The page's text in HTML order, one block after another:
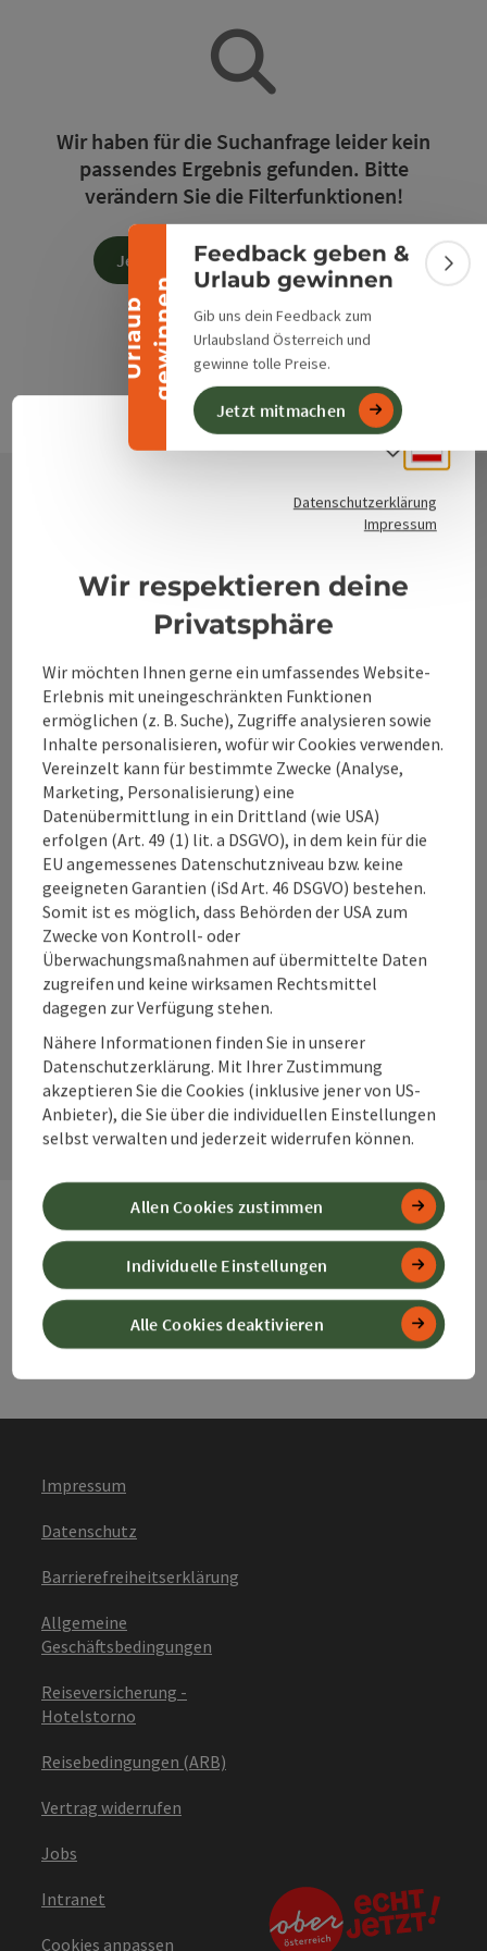
U
r
l
a
u
b
g
e
w
i
n
n
en
Banner einklappen
Feedback geben &
Urlaub gewinnen
Gib uns dein Feedback zum
Urlaubsland Österreich und
gewinne tolle Preise.
Jetzt mitmachen
Wir haben für die Suchanfrage leider kein
passendes Ergebnis gefunden. Bitte
verändern Sie die Filterfunktionen!
Jetzt alle Filter zurücksetzen
Alpenland Tourismus GmbH
Bahnhofstraße 2
4580 Windischgarsten
+43 50 360 360 360
info@360alpenland.com
InstagramFacebookYouTube
Kontaktformular
Webseiten
Services
Impressum
Datenschutz
Barrierefreiheitserklärung
Allgemeine
Geschäftsbedingungen
Reiseversicherung -
Hotelstorno
Reisebedingungen (ARB)
Vertrag widerrufen
Jobs
Intranet
Cookies anpassen
Datenschutzerklärung
Impressum
Wir respektieren deine
Privatsphäre
Wir möchten Ihnen gerne ein umfassendes Website-
Erlebnis mit uneingeschränkten Funktionen
ermöglichen (z. B. Suche), Zugriffe analysieren sowie
Inhalte personalisieren, wofür wir Cookies verwenden.
Vereinzelt kann für bestimmte Zwecke (Analyse,
Marketing, Personalisierung) eine
Datenübermittlung in ein Drittland (wie USA)
erfolgen (Art. 49 (1) lit. a DSGVO), in dem kein für die
EU angemessenes Datenschutzniveau bzw. keine
geeigneten Garantien (iSd Art. 46 DSGVO) bestehen.
Somit ist es möglich, dass Behörden der USA zum
Zwecke von Kontroll- oder
Überwachungsmaßnahmen auf übermittelte Daten
zugreifen und keine wirksamen Rechtsmittel
dagegen zur Verfügung stehen.
Nähere Informationen finden Sie in unserer
Datenschutzerklärung. Mit Ihrer Zustimmung
akzeptieren Sie die Cookies (inklusive jener von US-
Anbieter), die Sie über die individuellen Einstellungen
selbst verwalten und jederzeit widerrufen können.
Alle Cookies deaktivieren
Individuelle Einstellungen
Allen Cookies zustimmen